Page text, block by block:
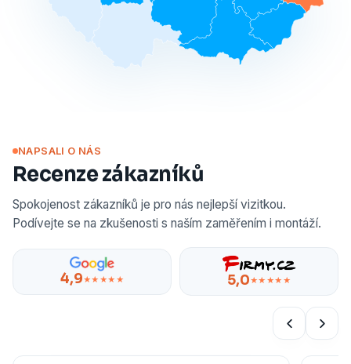
NAPSALI O NÁS
Recenze zákazníků
Spokojenost zákazníků je pro nás nejlepší vizitkou.
Podívejte se na zkušenosti s naším zaměřením i montáží.
4,9★★★★★ 5,0★★★★★